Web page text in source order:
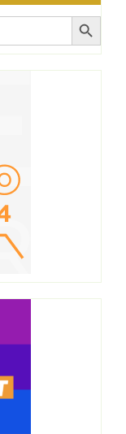
Search Button